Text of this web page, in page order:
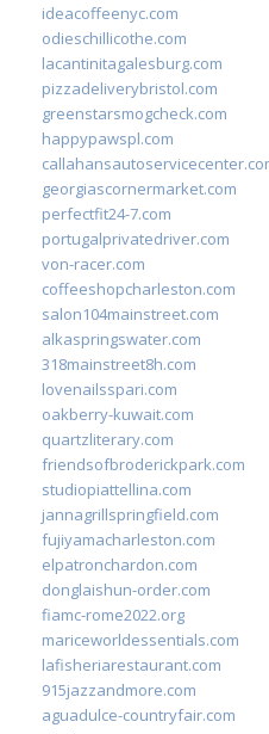
ideacoffeenyc.com
odieschillicothe.com
lacantinitagalesburg.com
pizzadeliverybristol.com
greenstarsmogcheck.com
happypawspl.com
georgiascornermarket.com
perfectfit24-7.com
portugalprivatedriver.com
von-racer.com
coffeeshopcharleston.com
salon104mainstreet.com
alkaspringswater.com
318mainstreet8h.com
lovenailsspari.com
oakberry-kuwait.com
quartzliterary.com
friendsofbroderickpark.com
studiopiattellina.com
jannagrillspringfield.com
fujiyamacharleston.com
elpatronchardon.com
donglaishun-order.com
fiamc-rome2022.org
mariceworldessentials.com
lafisheriarestaurant.com
915jazzandmore.com
aguadulce-countryfair.com